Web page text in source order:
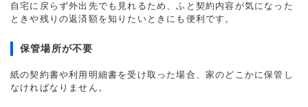
自宅に戻らず外出先でも見れるため、ふと契約内容が気になった
ときや残りの返済額を知りたいときにも便利です。
保管場所が不要
紙の契約書や利用明細書を受け取った場合、家のどこかに保管し
なければなりません。